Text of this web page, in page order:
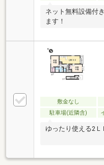
ネット無料設備付
ます！
敷金なし
駐車場(近隣含)
ゆったり使える2